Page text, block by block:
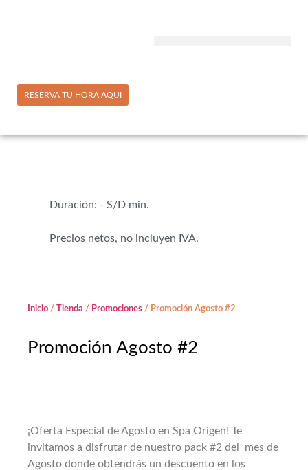
RESERVA TU HORA AQUI
Duración: - S/D min.
Precios netos, no incluyen IVA.
Inicio / Tienda / Promociones / Promoción Agosto #2
Promoción Agosto #2
¡Oferta Especial de Agosto en Spa Origen! Te
invitamos a disfrutar de nuestro pack #2 del mes de
Agosto donde obtendrás un descuento en los